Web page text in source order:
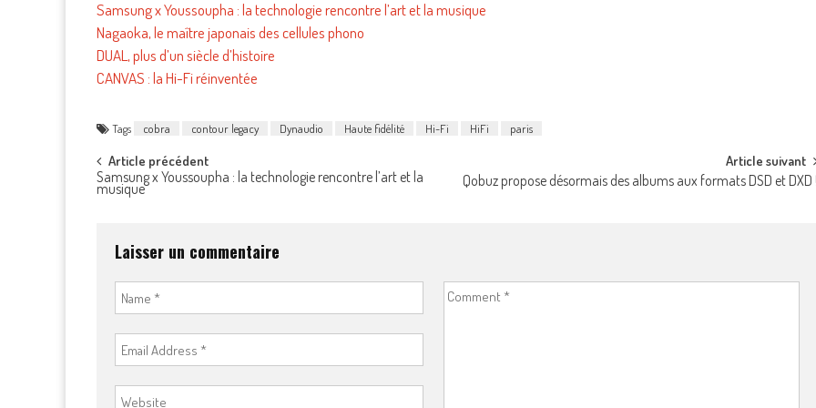
Samsung x Youssoupha : la technologie rencontre l’art et la musique
Nagaoka, le maître japonais des cellules phono
DUAL, plus d’un siècle d’histoire
CANVAS : la Hi-Fi réinventée
Tags cobra contour legacy Dynaudio Haute fidélité Hi-Fi HiFi paris
Post
navigation
Article précédent
Samsung x Youssoupha : la technologie rencontre l’art et la
musique
Article suivant
Qobuz propose désormais des albums aux formats DSD et DXD
Laisser un commentaire